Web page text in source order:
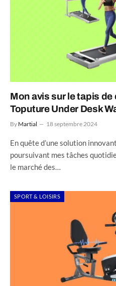
Mon avis sur le tapis
Toputure Under Desk
By Martial 18 septembre 2024
En quête d’une solution
poursuivant mes tâches
le marché des…
SPORT & LOISIRS